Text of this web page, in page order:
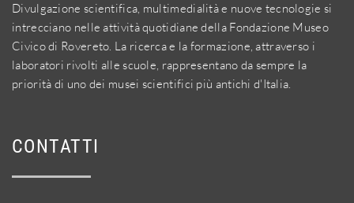
Divulgazione scientifica, multimedialità e nuove tecnologie si
intrecciano nelle attività quotidiane della Fondazione Museo
Civico di Rovereto. La ricerca e la formazione, attraverso i
laboratori rivolti alle scuole, rappresentano da sempre la
priorità di uno dei musei scientifici più antichi d'Italia.
CONTATTI